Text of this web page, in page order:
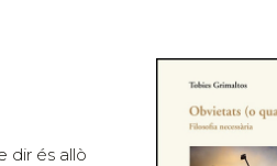
dir és allò